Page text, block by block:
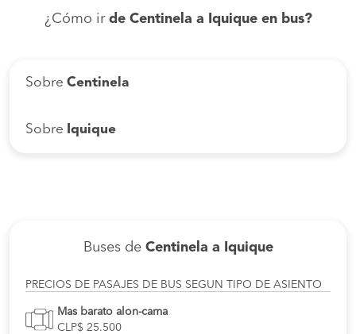
¿Cómo ir de Centinela a Iquique en bus?
Sobre Centinela
Sobre Iquique
Buses de Centinela a Iquique
PRECIOS DE PASAJES DE BUS SEGUN TIPO DE ASIENTO
Mas barato alon-cama
CLP$ 25.500